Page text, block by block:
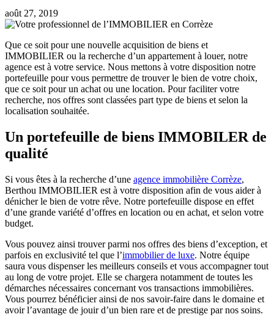
août 27, 2019
Que ce soit pour une nouvelle acquisition de biens et
IMMOBILIER ou la recherche d’un appartement à louer, notre
agence est à votre service. Nous mettons à votre disposition notre
portefeuille pour vous permettre de trouver le bien de votre choix,
que ce soit pour un achat ou une location. Pour faciliter votre
recherche, nos offres sont classées part type de biens et selon la
localisation souhaitée.
Un portefeuille de biens IMMOBILER de
qualité
Si vous êtes à la recherche d’une agence immobilière Corrèze,
Berthou IMMOBILIER est à votre disposition afin de vous aider à
dénicher le bien de votre rêve. Notre portefeuille dispose en effet
d’une grande variété d’offres en location ou en achat, et selon votre
budget.
Vous pouvez ainsi trouver parmi nos offres des biens d’exception, et
parfois en exclusivité tel que l’immobilier de luxe. Notre équipe
saura vous dispenser les meilleurs conseils et vous accompagner tout
au long de votre projet. Elle se chargera notamment de toutes les
démarches nécessaires concernant vos transactions immobilières.
Vous pourrez bénéficier ainsi de nos savoir-faire dans le domaine et
avoir l’avantage de jouir d’un bien rare et de prestige par nos soins.